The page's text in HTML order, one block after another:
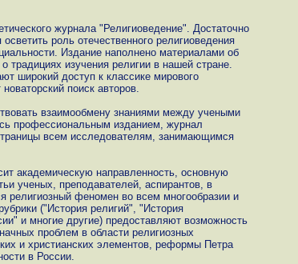
журнала "Религиоведение". Достаточно
роль отечественного религиоведения
Издание наполнено материалами об
традициях изучения религии в нашей стране.
широкий доступ к классике мирового
поиск авторов.
взаимообмену знаниями между учеными
профессиональным изданием, журнал
всем исследователям, занимающимся
академическую направленность, основную
ученых, преподавателей, аспирантов, в
религиозный феномен во всем многообразии и
("История религий", "История
и многие другие) предоставляют возможность
проблем в области религиозных
и христианских элементов, реформы Петра
в России.